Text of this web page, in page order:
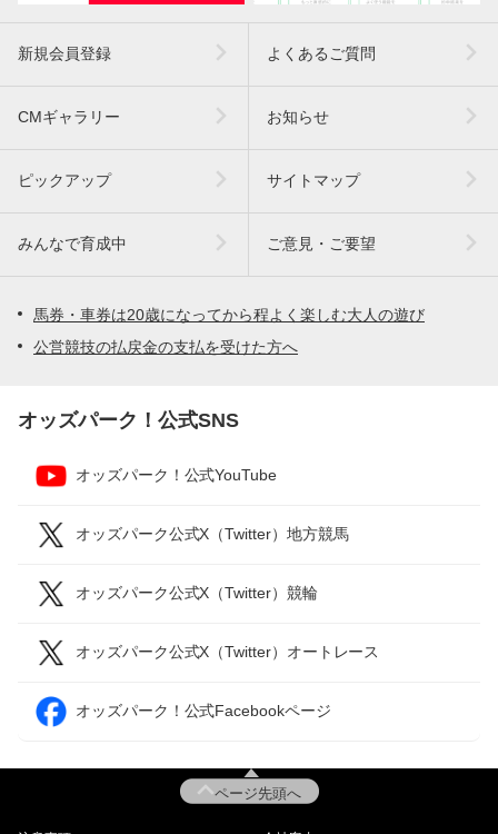
新規会員登録 よくあるご質問
CMギャラリー お知らせ
ピックアップ サイトマップ
みんなで育成中 ご意見・ご要望
馬券・車券は20歳になってから程よく楽しむ大人の遊び
公営競技の払戻金の支払を受けた方へ
オッズパーク！公式SNS
オッズパーク！公式YouTube
オッズパーク公式X（Twitter）地方競馬
オッズパーク公式X（Twitter）競輪
オッズパーク公式X（Twitter）オートレース
オッズパーク！公式Facebookページ
ページ先頭へ